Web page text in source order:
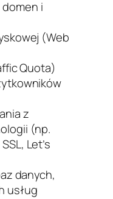
i
(Web
Quota)
z
(np.
Let’s
danych,
usług